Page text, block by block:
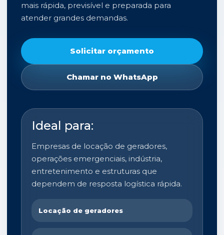
mais rápida, previsível e preparada para
atender grandes demandas.
Solicitar orçamento
Chamar no WhatsApp
Ideal para:
Empresas de locação de geradores,
operações emergenciais, indústria,
entretenimento e estruturas que
dependem de resposta logística rápida.
Locação de geradores